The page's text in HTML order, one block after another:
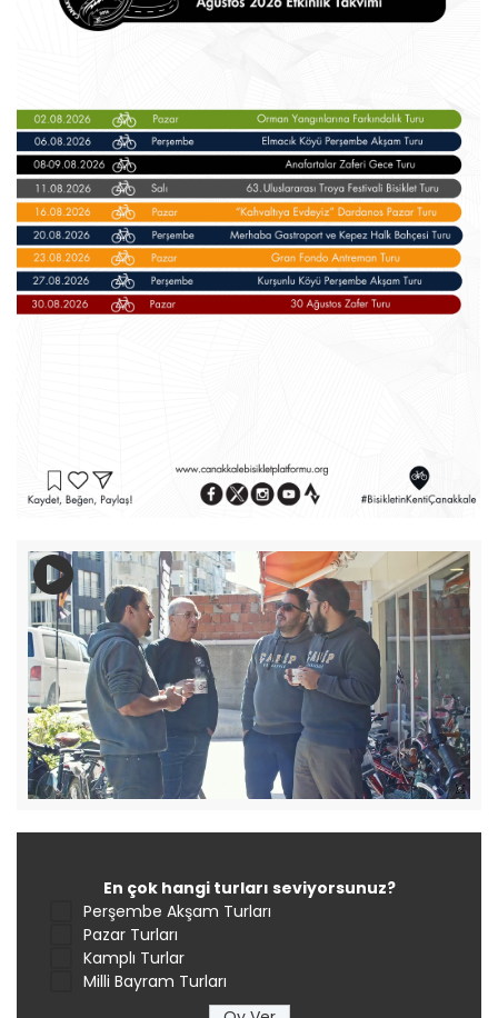
En çok hangi turları seviyorsunuz?
Perşembe Akşam Turları
Pazar Turları
Kamplı Turlar
Milli Bayram Turları